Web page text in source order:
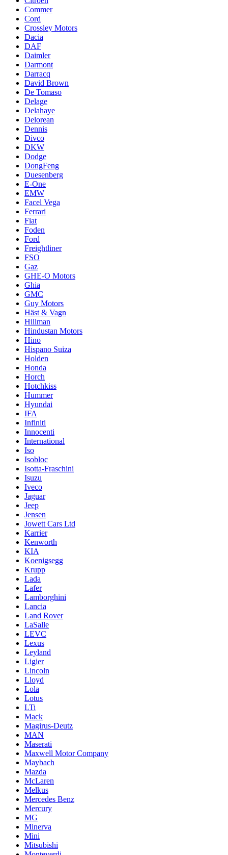
Commer
Cord
Crossley Motors
Dacia
DAF
Daimler
Darmont
Darracq
David Brown
De Tomaso
Delage
Delahaye
Delorean
Dennis
Divco
DKW
Dodge
DongFeng
Duesenberg
E-One
EMW
Facel Vega
Ferrari
Fiat
Foden
Ford
Freightliner
FSO
Gaz
GHE-O Motors
Ghia
GMC
Guy Motors
Häst & Vagn
Hillman
Hindustan Motors
Hino
Hispano Suiza
Holden
Honda
Horch
Hotchkiss
Hummer
Hyundai
IFA
Infiniti
Innocenti
International
Iso
Isobloc
Isotta-Fraschini
Isuzu
Iveco
Jaguar
Jeep
Jensen
Jowett Cars Ltd
Karrier
Kenworth
KIA
Koenigsegg
Krupp
Lada
Lafer
Lamborghini
Lancia
Land Rover
LaSalle
LEVC
Lexus
Leyland
Ligier
Lincoln
Lloyd
Lola
Lotus
LTi
Mack
Magirus-Deutz
MAN
Maserati
Maxwell Motor Company
Maybach
Mazda
McLaren
Melkus
Mercedes Benz
Mercury
MG
Minerva
Mini
Mitsubishi